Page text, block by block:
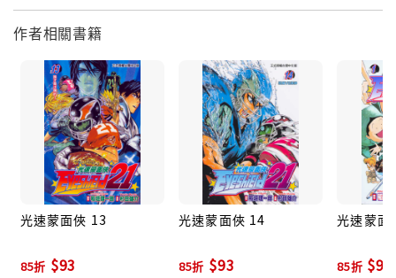
作者相關書籍
光速蒙面俠 13
85折 $93
光速蒙面俠 14
85折 $93
光速蒙面
85折 $93